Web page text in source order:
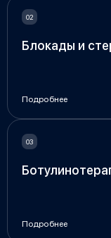
Блокады и
Подробнее
Подробнее